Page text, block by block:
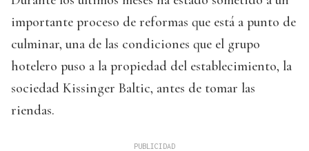
importante proceso de reformas que está a punto de
culminar, una de las condiciones que el grupo
hotelero puso a la propiedad del establecimiento, la
sociedad Kissinger Baltic, antes de tomar las
riendas.